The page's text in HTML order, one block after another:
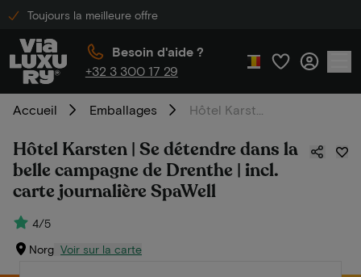
Toujours la meilleure offre
Besoin d'aide ?
+32 3 300 17 29
Accueil Emballages
Hôtel Karsten | Se détendre dans la
belle campagne de Drenthe | incl.
carte journalière SpaWell
4/5
Norg Voir sur la carte